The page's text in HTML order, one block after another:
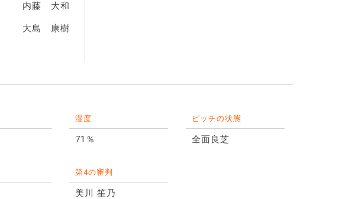
内藤 大和
大島 康樹
湿度
71％
ピッチの状態
全面良芝
第4の審判
美川 笙乃